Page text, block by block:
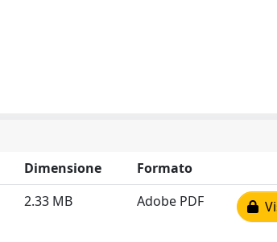
Dimensione
Formato
2.33 MB Adobe PDF